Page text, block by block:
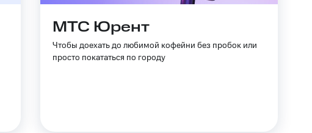
МТС Юрент
Чтобы доехать до любимой кофейни без пробок или
просто покататься по городу